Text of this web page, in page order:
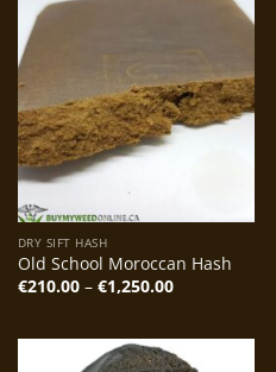
DRY SIFT HASH
Old School Moroccan Hash
€210.00 – €1,250.00Preisspanne:
€210.00